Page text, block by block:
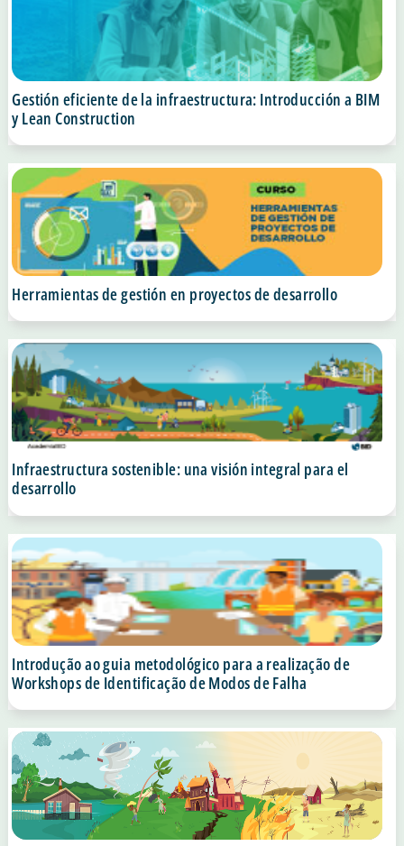
Gestión eficiente de la infraestructura: Introducción a BIM
y Lean Construction
Herramientas de gestión en proyectos de desarrollo
Infraestructura sostenible: una visión integral para el
desarrollo
Introdução ao guia metodológico para a realização de
Workshops de Identificação de Modos de Falha